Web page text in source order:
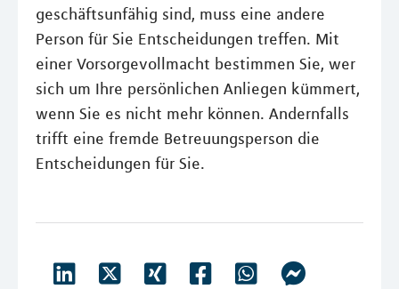
geschäftsunfähig sind, muss eine andere
Person für Sie Entscheidungen treffen. Mit
einer Vorsorgevollmacht bestimmen Sie, wer
sich um Ihre persönlichen Anliegen kümmert,
wenn Sie es nicht mehr können. Andernfalls
trifft eine fremde Betreuungsperson die
Entscheidungen für Sie.